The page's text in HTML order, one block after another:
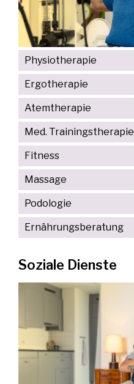
Physiotherapie
Ergotherapie
Atemtherapie
Med. Trainingstherapie
Fitness
Massage
Podologie
Ernährungsberatung
Soziale Dienste